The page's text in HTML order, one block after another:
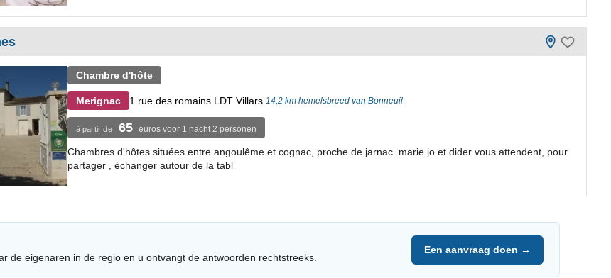
Chambre d'hôte
Merignac 1 rue des romains LDT Villars 14,2 km hemelsbreed van Bonneuil
à partir de 65 euros voor 1 nacht 2 personen
Chambres d'hôtes situées entre angoulême et cognac, proche de jarnac. marie jo et dider vous attendent, pour
partager , échanger autour de la tabl
de eigenaren in de regio en u ontvangt de antwoorden rechtstreeks.
Een aanvraag doen →